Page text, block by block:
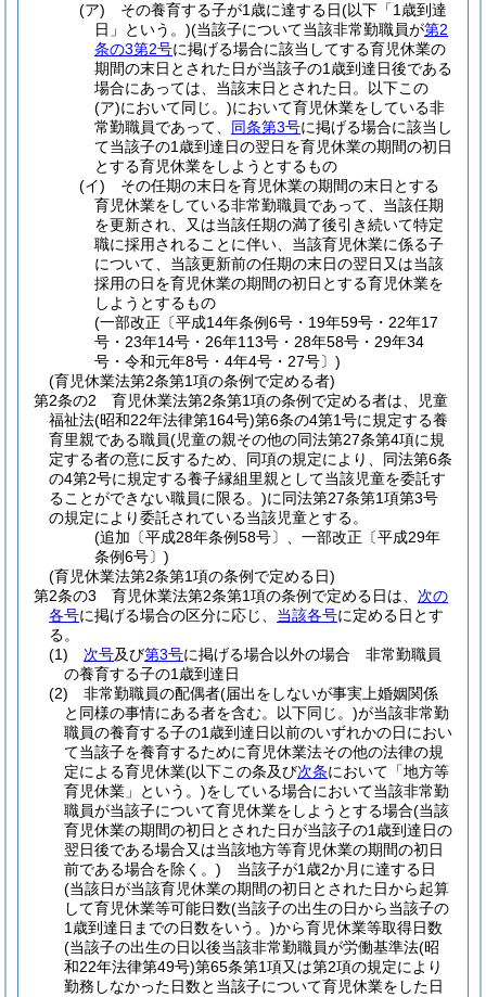
(ア)
その養育する子が1歳に達する日(以下「1歳到達
日」という。)(当該子について当該非常勤職員が第2
条の3第2号に掲げる場合に該当してする育児休業の
期間の末日とされた日が当該子の1歳到達日後である
場合にあっては、当該末日とされた日。以下この
(ア)において同じ。)において育児休業をしている非
常勤職員であって、 同条第3号に掲げる場合に該当し
て当該子の1歳到達日の翌日を育児休業の期間の初日
とする育児休業をしようとするもの
(イ)
その任期の末日を育児休業の期間の末日とする
育児休業をしている非常勤職員であって、当該任期
を更新され、又は当該任期の満了後引き続いて特定
職に採用されることに伴い、当該育児休業に係る子
について、当該更新前の任期の末日の翌日又は当該
採用の日を育児休業の期間の初日とする育児休業を
しようとするもの
(一部改正〔平成14年条例6号・19年59号・22年17
号・23年14号・26年113号・28年58号・29年34
号・令和元年8号・4年4号・27号〕)
(育児休業法第2条第1項の条例で定める者)
第2条の2
育児休業法第2条第1項の条例で定める者は、児童
福祉法(昭和22年法律第164号)第6条の4第1号に規定する養
育里親である職員(児童の親その他の同法第27条第4項に規
定する者の意に反するため、同項の規定により、同法第6条
の4第2号に規定する養子縁組里親として当該児童を委託す
ることができない職員に限る。)に同法第27条第1項第3号
の規定により委託されている当該児童とする。
(追加〔平成28年条例58号〕、一部改正〔平成29年
条例6号〕)
(育児休業法第2条第1項の条例で定める日)
第2条の3
育児休業法第2条第1項の条例で定める日は、 次の
各号に掲げる場合の区分に応じ、 当該各号に定める日とす
る。
(1)
次号及び第3号に掲げる場合以外の場合 非常勤職員
の養育する子の1歳到達日
(2)
非常勤職員の配偶者(届出をしないが事実上婚姻関係
と同様の事情にある者を含む。以下同じ。)が当該非常勤
職員の養育する子の1歳到達日以前のいずれかの日におい
て当該子を養育するために育児休業法その他の法律の規
定による育児休業(以下この条及び次条において「地方等
育児休業」という。)をしている場合において当該非常勤
職員が当該子について育児休業をしようとする場合(当該
育児休業の期間の初日とされた日が当該子の1歳到達日の
翌日後である場合又は当該地方等育児休業の期間の初日
前である場合を除く。) 当該子が1歳2か月に達する日
(当該日が当該育児休業の期間の初日とされた日から起算
して育児休業等可能日数(当該子の出生の日から当該子の
1歳到達日までの日数をいう。)から育児休業等取得日数
(当該子の出生の日以後当該非常勤職員が労働基準法(昭
和22年法律第49号)第65条第1項又は第2項の規定により
勤務しなかった日数と当該子について育児休業をした日